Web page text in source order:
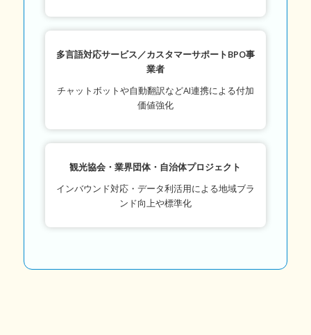
多言語対応サービス／カスタマーサポートBPO事
業者
チャットボットや自動翻訳などAI連携による付加
価値強化
観光協会・業界団体・自治体プロジェクト
インバウンド対応・データ利活用による地域ブラ
ンド向上や標準化